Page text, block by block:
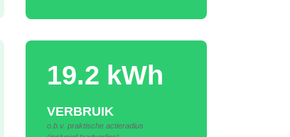
19.2 kWh
VERBRUIK
o.b.v. praktische actieradius